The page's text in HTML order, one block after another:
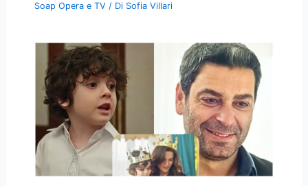
Soap Opera e TV / Di Sofia Villari